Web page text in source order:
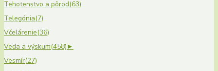
Tehotenstvo a pôrod(63)
Telegónia(7)
Včelárenie(36)
Veda a výskum(458)►
Vesmír(27)